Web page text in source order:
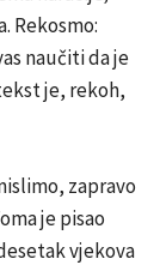
Rekosmo:
naučiti da je
je, rekoh,
zapravo
je pisao
vjekova